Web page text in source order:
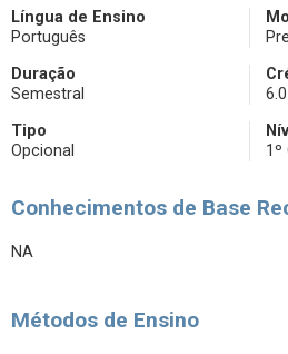
Língua de Ensino
Português
Duração
Semestral
6.0
Tipo
Opcional
1º
Conhecimentos de Base
NA
Métodos de Ensino